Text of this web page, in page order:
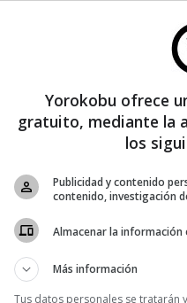
una figura de
de Canadá, «así que
por lo que
la habitación de al lado.
en los experimentos de
que en los 70 montó
Yorokobu ofrece
gratuito, mediante la
los
Publicidad y contenido
contenido, investigación
Almacenar la información
Más información
Tus datos personales se tratarán